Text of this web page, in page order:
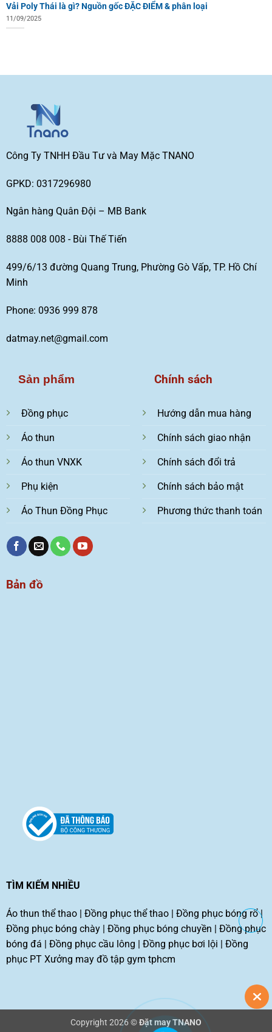
Vải Poly Thái là gì? Nguồn gốc ĐẶC ĐIỂM & phân loại
11/09/2025
Công Ty TNHH Đầu Tư và May Mặc TNANO
GPKD: 0317296980
Ngân hàng Quân Đội – MB Bank
8888 008 008 - Bùi Thế Tiến
499/6/13 đường Quang Trung, Phường Gò Vấp, TP. Hồ Chí
Minh
Phone: 0936 999 878
datmay.net@gmail.com
Sản phẩm
Đồng phục
Áo thun
Áo thun VNXK
Phụ kiện
Áo Thun Đồng Phục
Chính sách
Hướng dẫn mua hàng
Chính sách giao nhận
Chính sách đổi trả
Chính sách bảo mật
Phương thức thanh toán
Bản đồ
TÌM KIẾM NHIỀU
Áo thun thể thao| Đồng phục thể thao| Đồng phục bóng rổ|
Đồng phục bóng chày| Đồng phục bóng chuyền | Đồng phục
bóng đá | Đồng phục cầu lông | Đồng phục bơi lội | Đồng
phục PT Xưởng may đồ tập gym tphcm
Copyright 2026 ©Đặt may TNANO